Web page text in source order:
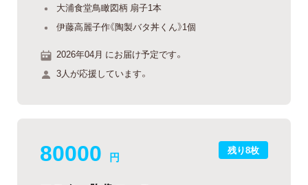
大浦食堂鳥瞰図柄 扇子1本
伊藤高麗子作《陶製バタ丼くん》1個
2026年04月 にお届け予定です。
3人が応援しています。
残り8枚
80000 円